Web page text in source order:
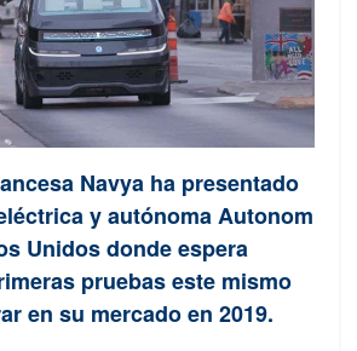
Navya ha presentado
y autónoma Autonom
Unidos donde espera
pruebas este mismo
en su mercado en 2019.